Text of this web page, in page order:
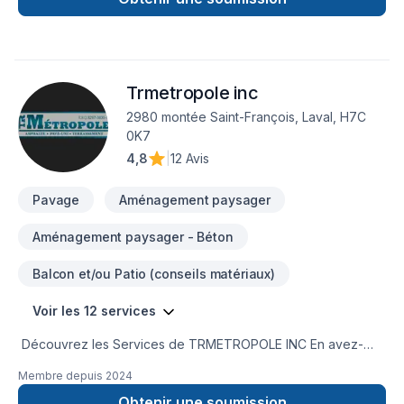
de confiance avec nos clients. Parlons de votre projet
Trmetropole inc
2980 montée Saint-François, Laval, H7C
0K7
4,8
12 Avis
Pavage Aménagement paysager
Aménagement paysager - Béton
Balcon et/ou Patio (conseils matériaux)
Voir les 12 services
Découvrez les Services de TRMETROPOLE INC En avez-
des trottoirs inégaux ? Ne cherchez plus ! Les Services de
TRMETROPOLE INC sont votre partenaire de confiance pour
Membre depuis 2024